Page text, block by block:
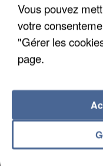
L’UN DES
MAFIA
Vous pouvez
votre
"Gérer les
page.